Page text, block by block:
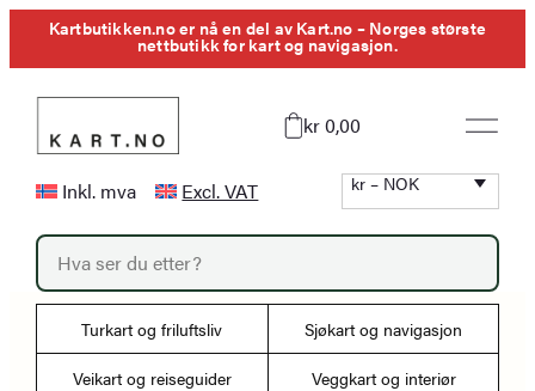
HoppKartbutikken.no er nå en del av Kart.no – Norges største
nettbutikk for kart og navigasjon.
kr 0,00
Inkl. mva Excl. VAT kr – NOK
P
o
d
t
Turkart og friluftsliv Sjøkart og navigasjon
Veikart og reiseguider Veggkart og interiør